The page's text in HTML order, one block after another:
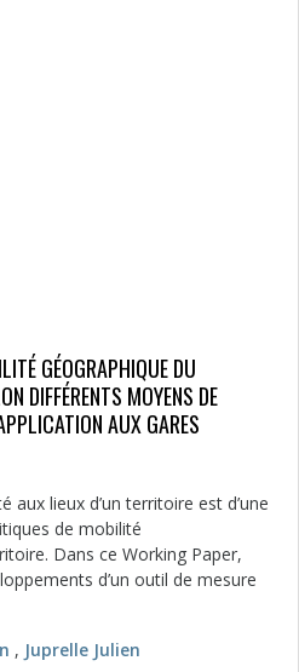
GÉOGRAPHIQUE DU
DIFFÉRENTS MOYENS DE
AUX GARES
aux lieux d’un territoire est d’une
de mobilité
Dans ce Working Paper,
d’un outil de mesure
, Juprelle Julien